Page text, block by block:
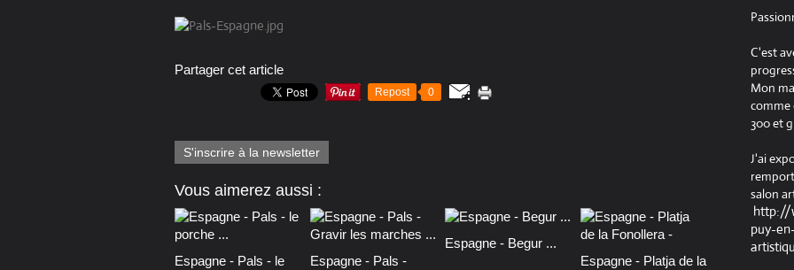
Partager cet article
Repost 0
S'inscrire à la newsletter
Vous aimerez aussi :
Espagne - Pals - le
Espagne - Pals -
Espagne - Begur ...
Espagne - Platja de la
C'est
Mon
comme
300 et
J'ai
salon
http://
puy-